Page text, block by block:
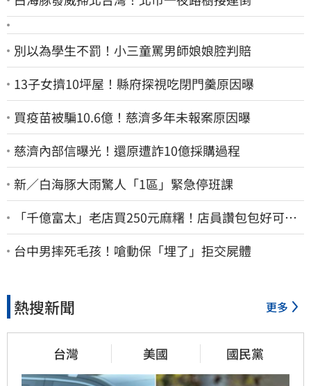
別以為學生不罰！小三童罵男師娘娘腔判賠
13子女擠10坪屋！縣府探視吃閉門羹原因曝
買疫苗被騙10.6億！慈濟多年未報案原因曝
慈濟內部信曝光！還原遭詐10億採購過程
新／白海豚大雨驚人「1區」緊急停班課
「千億富太」老店買250元麻糬！店員讚包包好可
愛 笑回：我自己做的
台中男摔死毛孩！嗆動保「埋了」拒交屍體
熱搜新聞 更多
台灣 美國 國民黨